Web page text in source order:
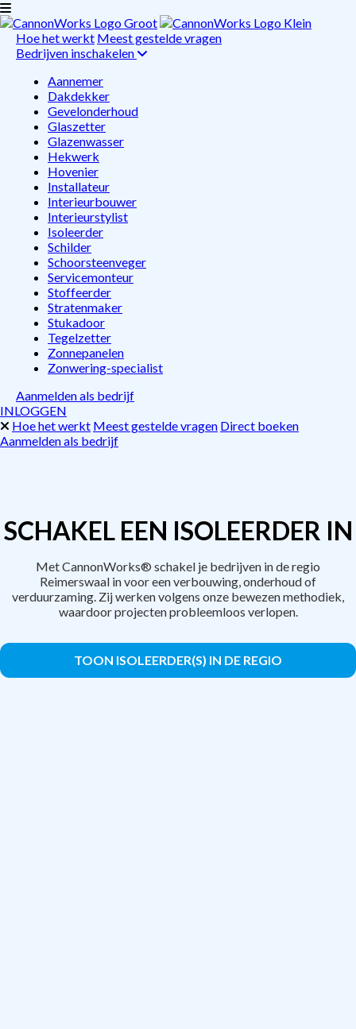
Hoe het werkt Meest gestelde vragen
Bedrijven inschakelen
Aannemer
Dakdekker
Gevelonderhoud
Glaszetter
Glazenwasser
Hekwerk
Hovenier
Installateur
Interieurbouwer
Interieurstylist
Isoleerder
Schilder
Schoorsteenveger
Servicemonteur
Stoffeerder
Stratenmaker
Stukadoor
Tegelzetter
Zonnepanelen
Zonwering-specialist
Aanmelden als bedrijf
INLOGGEN
Hoe het werkt Meest gestelde vragen Direct boeken
Aanmelden als bedrijf
SCHAKEL EEN ISOLEERDER IN
Met CannonWorks® schakel je bedrijven in de regio
Reimerswaal in voor een verbouwing, onderhoud of
verduurzaming. Zij werken volgens onze bewezen methodiek,
waardoor projecten probleemloos verlopen.
TOON ISOLEERDER(S) IN DE REGIO